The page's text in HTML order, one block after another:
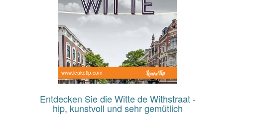
www.leuketip.com
Entdecken Sie die Witte de Withstraat -
hip, kunstvoll und sehr gemütlich